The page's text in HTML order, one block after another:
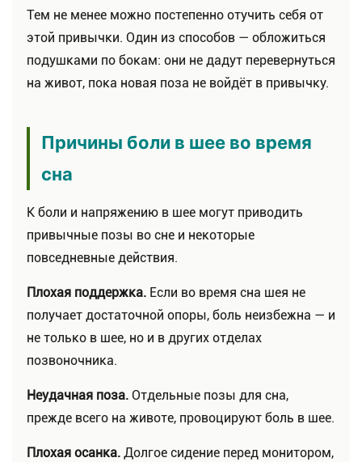
Тем не менее можно постепенно отучить себя от
этой привычки. Один из способов — обложиться
подушками по бокам: они не дадут перевернуться
на живот, пока новая поза не войдёт в привычку.
Причины боли в шее во время
сна
К боли и напряжению в шее могут приводить
привычные позы во сне и некоторые
повседневные действия.
Плохая поддержка. Если во время сна шея не
получает достаточной опоры, боль неизбежна — и
не только в шее, но и в других отделах
позвоночника.
Неудачная поза. Отдельные позы для сна,
прежде всего на животе, провоцируют боль в шее.
Плохая осанка. Долгое сидение перед монитором,